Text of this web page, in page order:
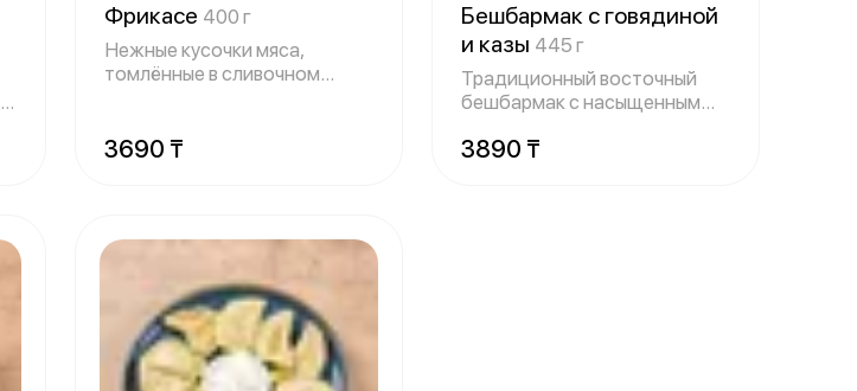
Фрикасе 400 г
Нежные кусочки мяса,
томлённые в сливочном
3690 ₸
Бешбармак с говядиной
и казы 445 г
Традиционный восточный
бешбармак с насыщенным
3890 ₸